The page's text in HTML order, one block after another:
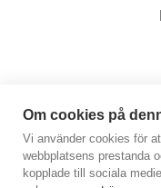
Ge
Om cookies på
Vi använder cookies för
webbplatsens prestanda
kopplade till sociala